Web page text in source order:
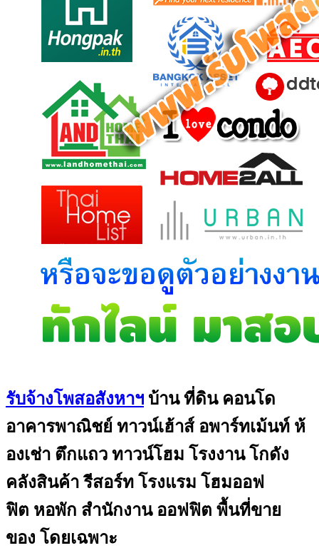
รับจ้างโพสอสังหาฯ บ้าน ที่ดิน คอนโด
อาคารพาณิชย์ ทาวน์เฮ้าส์ อพาร์ทเม้นท์ ห้
องเช่า ตึกแถว ทาวน์โฮม โรงงาน โกดัง
คลังสินค้า รีสอร์ท โรงแรม โฮมออฟ
ฟิต หอพัก สำนักงาน ออฟฟิต พื้นที่ขาย
ของ โดยเฉพาะ